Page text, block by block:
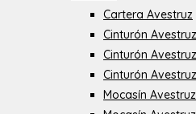
Cartera Avestruz
Cinturón
Cinturón
Cinturón
Mocasín